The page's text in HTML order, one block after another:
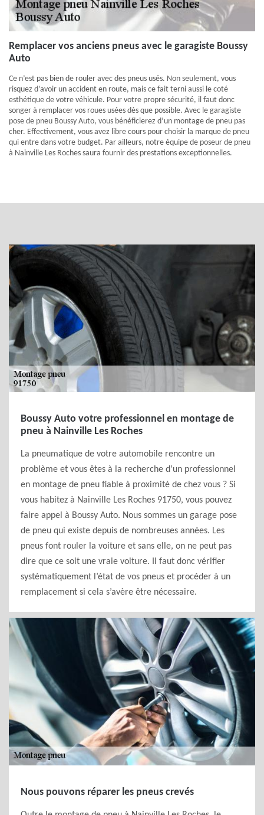
Remplacer vos anciens pneus avec le garagiste Boussy
Auto
Ce n’est pas bien de rouler avec des pneus usés. Non seulement, vous
risquez d’avoir un accident en route, mais ce fait terni aussi le coté
esthétique de votre véhicule. Pour votre propre sécurité, il faut donc
songer à remplacer vos roues usées dès que possible. Avec le garagiste
pose de pneu Boussy Auto, vous bénéficierez d’un montage de pneu pas
cher. Effectivement, vous avez libre cours pour choisir la marque de pneu
qui entre dans votre budget. Par ailleurs, notre équipe de poseur de pneu
à Nainville Les Roches saura fournir des prestations exceptionnelles.
Boussy Auto votre professionnel en montage de
pneu à Nainville Les Roches
La pneumatique de votre automobile rencontre un
problème et vous êtes à la recherche d’un professionnel
en montage de pneu fiable à proximité de chez vous ? Si
vous habitez à Nainville Les Roches 91750, vous pouvez
faire appel à Boussy Auto. Nous sommes un garage pose
de pneu qui existe depuis de nombreuses années. Les
pneus font rouler la voiture et sans elle, on ne peut pas
dire que ce soit une vraie voiture. Il faut donc vérifier
systématiquement l’état de vos pneus et procéder à un
remplacement si cela s’avère être nécessaire.
Nous pouvons réparer les pneus crevés